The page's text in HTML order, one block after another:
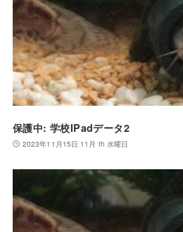
保護中: 学校IPadデータ2
2023年11月15日 11月 th 水曜日